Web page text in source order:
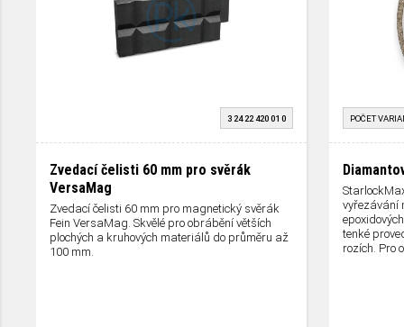
3 24 22 420 01 0
Zvedací čelisti 60 mm pro svěrák
VersaMag
Zvedací čelisti 60 mm pro magnetický svěrák
Fein VersaMag. Skvělé pro obrábění větších
plochých a kruhových materiálů do průměru až
100 mm.
POČET
vyřezávání
tenké
rozích. Pro